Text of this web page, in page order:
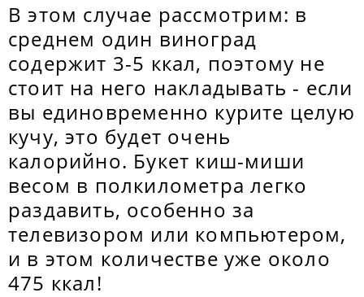
В этом случае рассмотрим: в
среднем один виноград
содержит 3-5 ккал, поэтому не
стоит на него накладывать - если
вы единовременно курите целую
кучу, это будет очень
калорийно. Букет киш-миши
весом в полкилометра легко
раздавить, особенно за
телевизором или компьютером,
и в этом количестве уже около
475 ккал!